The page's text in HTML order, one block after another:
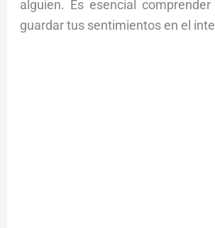
alguien. Es esencial
guardar tus sentimientos en el